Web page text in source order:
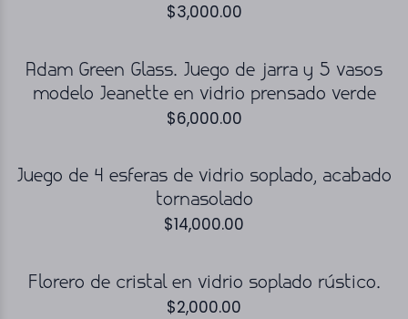
$3,000.00
Adam Green Glass. Juego de jarra y 5 vasos
modelo Jeanette en vidrio prensado verde
$6,000.00
Juego de 4 esferas de vidrio soplado, acabado
tornasolado
$14,000.00
Florero de cristal en vidrio soplado rústico.
$2,000.00